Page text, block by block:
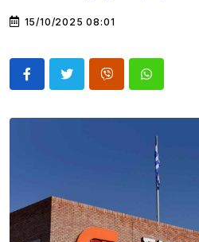
15/10/2025 08:01